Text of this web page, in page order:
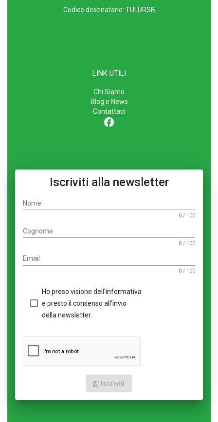
Codice destinatario: TULURSB
LINK UTILI
Chi Siamo
Blog e News
Contattaci
facebook
Iscriviti alla newsletter
Nome
0 / 100
Cognome
0 / 100
Email
0 / 100
Ho preso visione dell'informativa
e presto il consenso all'invio
della newsletter.
Iscriviti